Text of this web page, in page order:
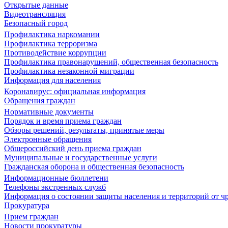
Открытые данные
Видеотрансляция
Безопасный город
Профилактика наркомании
Профилактика терроризма
Противодействие коррупции
Профилактика правонарушений, общественная безопасность
Профилактика незаконной миграции
Информация для населения
Коронавирус: официальная информация
Обращения граждан
Нормативные документы
Порядок и время приема граждан
Обзоры решений, результаты, принятые меры
Электронные обращения
Общероссийский день приема граждан
Муниципальные и государственные услуги
Гражданская оборона и общественная безопасность
Информационные бюллетени
Телефоны экстренных служб
Информация о состоянии защиты населения и территорий от
Прокуратура
Прием граждан
Новости прокуратуры